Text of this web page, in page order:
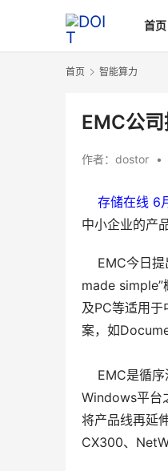
首页
首页 智能算力
EMC公
作者： dostor •
存储在线 6
中小企业的产
EMC今日提
made simple”
及PC等适用
案，如
EMC是循序
Windows平台
将产品线再延
CX300、